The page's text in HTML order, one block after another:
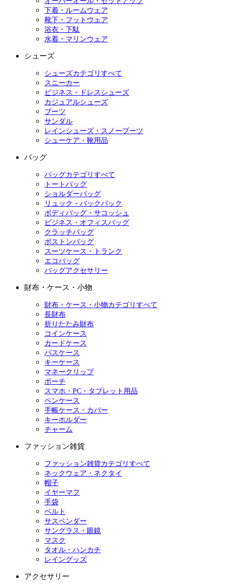
下着・ルームウェア
靴下・フットウェア
浴衣・下駄
水着・マリンウェア
シューズ
シューズカテゴリすべて
スニーカー
ビジネス・ドレスシューズ
カジュアルシューズ
ブーツ
サンダル
レインシューズ・スノーブーツ
シューケア・靴用品
バッグ
バッグカテゴリすべて
トートバッグ
ショルダーバッグ
リュック・バックパック
ボディバッグ・サコッシュ
ビジネス・オフィスバッグ
クラッチバッグ
ボストンバッグ
スーツケース・トランク
エコバッグ
バッグアクセサリー
財布・ケース・小物
財布・ケース・小物カテゴリすべて
長財布
折りたたみ財布
コインケース
カードケース
パスケース
キーケース
マネークリップ
ポーチ
スマホ・PC・タブレット用品
ペンケース
手帳ケース・カバー
キーホルダー
チャーム
ファッション雑貨
ファッション雑貨カテゴリすべて
ネックウェア・ネクタイ
帽子
イヤーマフ
手袋
ベルト
サスペンダー
サングラス・眼鏡
マスク
タオル・ハンカチ
レイングッズ
アクセサリー